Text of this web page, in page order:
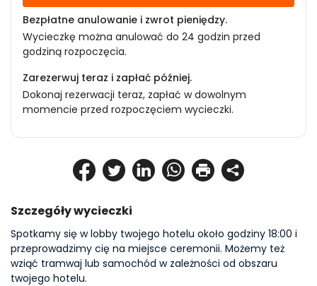
Szczegóły wycieczki
Spotkamy się w lobby twojego hotelu około godziny 18:00 i
przeprowadzimy cię na miejsce ceremonii. Możemy też
wziąć tramwaj lub samochód w zależności od obszaru
twojego hotelu.
Bezpłatne anulowanie i zwrot pieniędzy.
Wycieczkę można anulować do 24 godzin przed
godziną rozpoczęcia.
Zarezerwuj teraz i zapłać później.
Dokonaj rezerwacji teraz, zapłać w dowolnym
momencie przed rozpoczęciem wycieczki.